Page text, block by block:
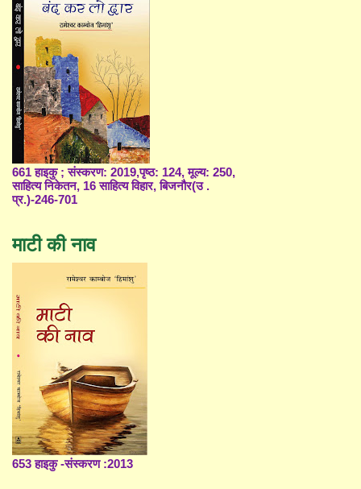
661 हाइकु ; संस्करण: 2019,पृष्ठ: 124, मूल्य: 250,
साहित्य निकेतन, 16 साहित्य विहार, बिजनौर(उ .
प्र.)-246-701
माटी की नाव
653 हाइकु -संस्करण :2013